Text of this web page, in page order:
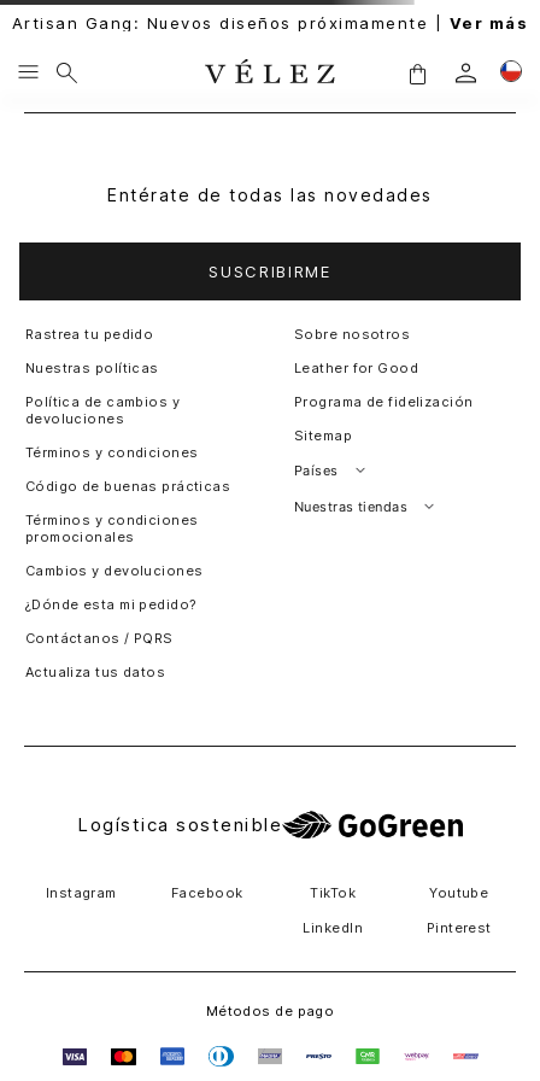
Artisan Gang: Nuevos diseños próximamente | Ver más
Entérate de todas las novedades
SUSCRIBIRME
Rastrea tu pedido
Nuestras políticas
Política de cambios y
devoluciones
Términos y condiciones
Código de buenas prácticas
Términos y condiciones
promocionales
Cambios y devoluciones
¿Dónde esta mi pedido?
Contáctanos / PQRS
Actualiza tus datos
Sobre nosotros
Leather for Good
Programa de fidelización
Sitemap
Países
Perú
Nuestras tiendas
Logística sostenible
Instagram Facebook TikTok Youtube
LinkedIn Pinterest
Métodos de pago